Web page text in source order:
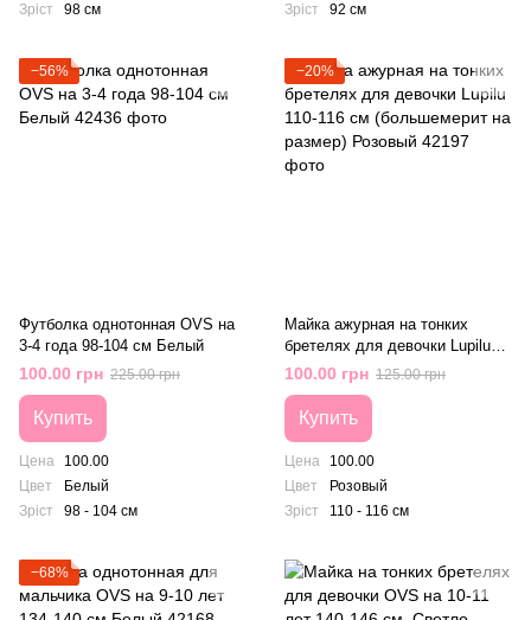
Зріст
98 см
Зріст
92 см
−56%
Футболка однотонная OVS на
3-4 года 98-104 см Белый
100.00 грн 225.00 грн
Купить
Цена
100.00
Цвет
Белый
Зріст
98 - 104 см
−20%
Майка ажурная на тонких
бретелях для девочки Lupilu
110-116 см (большемерит на
размер) Розовый
100.00 грн 125.00 грн
Купить
Цена
100.00
Цвет
Розовый
Зріст
110 - 116 см
−68%